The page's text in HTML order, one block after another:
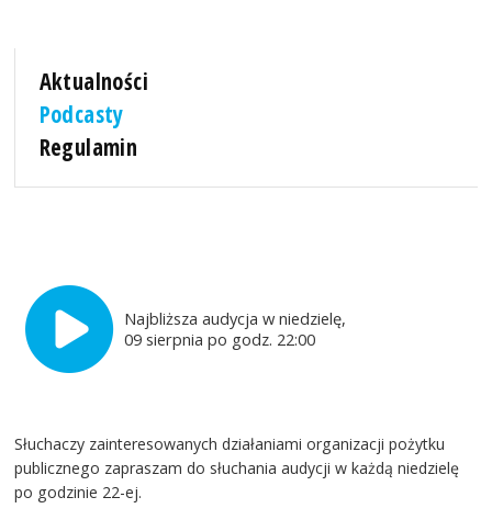
Aktualności
Podcasty
Regulamin
Najbliższa audycja w niedzielę,
09 sierpnia po godz. 22:00
Słuchaczy zainteresowanych działaniami organizacji pożytku
publicznego zapraszam do słuchania audycji w każdą niedzielę
po godzinie 22-ej.